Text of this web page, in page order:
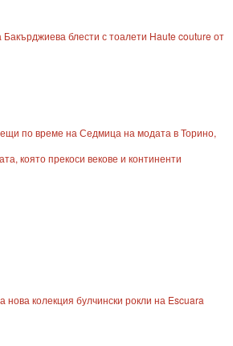
блести с тоалети Haute couture от
по време на Седмица на модата в Торино,
която прекоси векове и континенти
нова колекция булчински рокли на Escuara